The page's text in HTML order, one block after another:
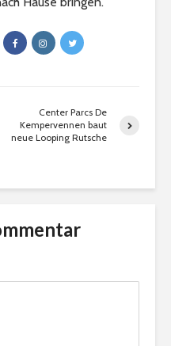
Center Parcs De
Kempervennen baut
neue Looping Rutsche